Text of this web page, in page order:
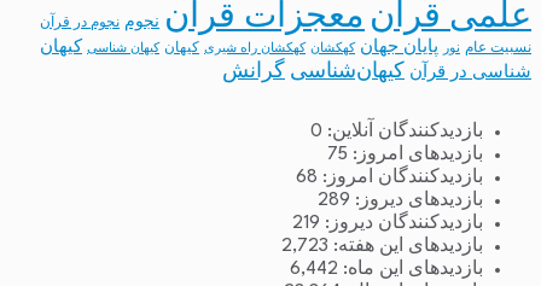
علمی قرآن معجزات قرآن نجوم نجوم در قرآن
نسبیت عام نور پایان جهان کهکشان کهکشان راه شیری کیهان کیهان شناسی
کیهان
شناسی در قرآن
کیهان‌شناسی گرانش
بازدیدکنندگان آنلاین: 0
بازدیدهای امروز: 75
بازدیدکنندگان امروز: 68
بازدیدهای دیروز: 289
بازدیدکنندگان دیروز: 219
بازدیدهای این هفته: 2,723
بازدیدهای این ماه: 6,442